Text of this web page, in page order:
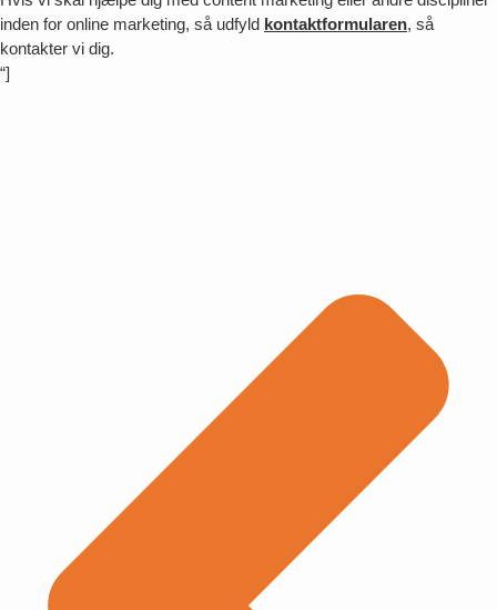
inden for online marketing, så udfyld kontaktformularen, så
kontakter vi dig.
“]